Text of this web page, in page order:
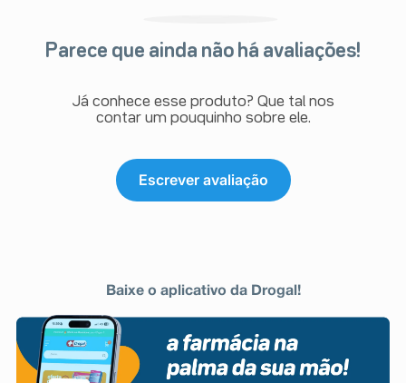
Parece que ainda não há avaliações!
Já conhece esse produto? Que tal nos
contar um pouquinho sobre ele.
Escrever avaliação
Baixe o aplicativo da Drogal!